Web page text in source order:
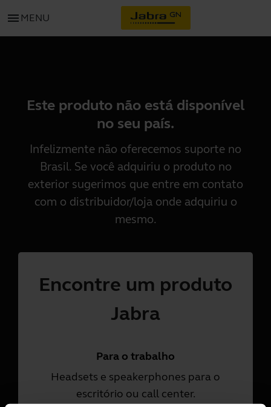
menu MENU
Este produto não está disponível
no seu país.
Infelizmente não oferecemos suporte no
Brasil. Se você adquiriu o produto no
exterior sugerimos que entre em contato
com o distribuidor/loja onde adquiriu o
mesmo.
Encontre um produto
Jabra
Para o trabalho
Headsets e speakerphones para o
escritório ou call center.